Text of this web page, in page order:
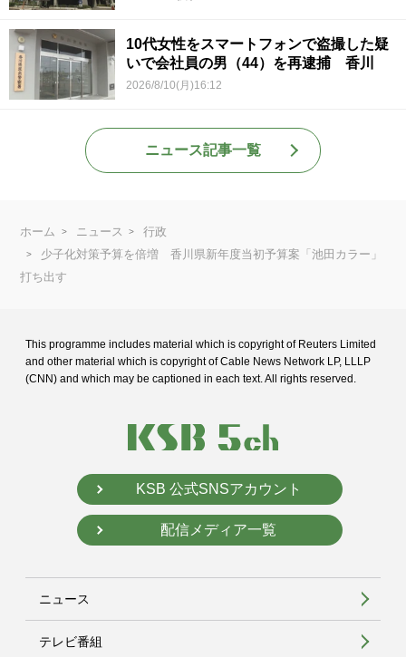
10代女性をスマートフォンで盗撮した疑
いで会社員の男（44）を再逮捕 香川
2026/8/10(月)16:12
ニュース記事一覧
ホーム ニュース
行政
少子化対策予算を倍増 香川県新年度当初予算案「池田カラー」
打ち出す
This programme includes material which is copyright of Reuters Limited
and other material which is copyright of Cable News Network LP, LLLP
(CNN) and which may be captioned in each text. All rights reserved.
KSB 公式SNSアカウント
配信メディア一覧
ニュース
テレビ番組